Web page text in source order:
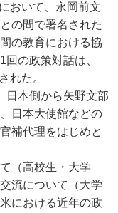
おいて、永岡前文
の間で署名された
の教育における協
の政策対話は、
れた。
本側から矢野文部
日本大使館などの
補代理をはじめと
（高校生・大学
流について（大学
における近年の政